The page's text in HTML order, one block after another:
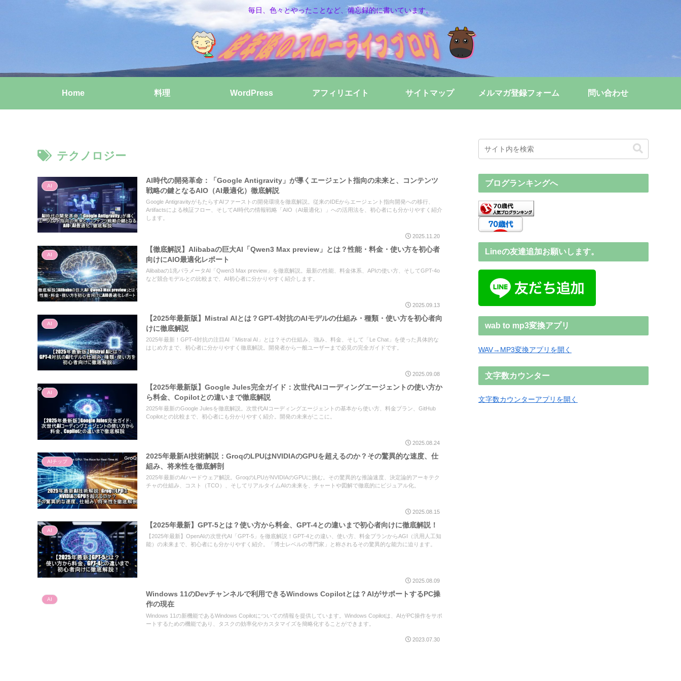
毎日、色々とやったことなど、備忘録的に書いています。
Home 料理 WordPress アフィリエイト サイトマップ メルマガ登録フォーム 問い合わせ
テクノロジー
AI
AI時代の開発革命：「Google Antigravity」が導くエージェント指向の未来と、コンテンツ
戦略の鍵となるAIO（AI最適化）徹底解説
Google AntigravityがもたらすAIファーストの開発環境を徹底解説。従来のIDEからエージェント指向開発への移行、
Artifactsによる検証フロー、そしてAI時代の情報戦略「AIO（AI最適化）」への活用法を、初心者にも分かりやすく紹介
します。
2025.11.20
AI
【徹底解説】Alibabaの巨大AI「Qwen3 Max preview」とは？性能・料金・使い方を初心者
向けにAIO最適化レポート
Alibabaの1兆パラメータAI「Qwen3 Max preview」を徹底解説。最新の性能、料金体系、APIの使い方、そしてGPT-4o
など競合モデルとの比較まで、AI初心者に分かりやすく紹介します。
2025.09.13
AI
【2025年最新版】Mistral AIとは？GPT-4対抗のAIモデルの仕組み・種類・使い方を初心者向
けに徹底解説
2025年最新！GPT-4対抗の注目AI「Mistral AI」とは？その仕組み、強み、料金、そして「Le Chat」を使った具体的な
はじめ方まで、初心者に分かりやすく徹底解説。開発者から一般ユーザーまで必見の完全ガイドです。
2025.09.08
AI
【2025年最新版】Google Jules完全ガイド：次世代AIコーディングエージェントの使い方か
ら料金、Copilotとの違いまで徹底解説
2025年最新のGoogle Julesを徹底解説。次世代AIコーディングエージェントの基本から使い方、料金プラン、GitHub
Copilotとの比較まで、初心者にも分かりやすく紹介。開発の未来がここに。
2025.08.24
AIチップ
2025年最新AI技術解説：GroqのLPUはNVIDIAのGPUを超えるのか？その驚異的な速度、仕
組み、将来性を徹底解剖
2025年最新のAIハードウェア解説。GroqのLPUがNVIDIAのGPUに挑む。その驚異的な推論速度、決定論的アーキテク
チャの仕組み、コスト（TCO）、そしてリアルタイムAIの未来を、チャートや図解で徹底的にビジュアル化。
2025.08.15
AI
【2025年最新】GPT-5とは？使い方から料金、GPT-4との違いまで初心者向けに徹底解説！
【2025年最新】OpenAIの次世代AI「GPT-5」を徹底解説！GPT-4との違い、使い方、料金プランからAGI（汎用人工知
能）の未来まで、初心者にも分かりやすく紹介。「博士レベルの専門家」と称されるその驚異的な能力に迫ります。
2025.08.09
AI
Windows 11のDevチャンネルで利用できるWindows Copilotとは？AIがサポートするPC操
作の現在
Windows 11の新機能であるWindows Copilotについての情報を提供しています。Windows Copilotは、AIがPC操作をサポ
ートするための機能であり、タスクの効率化やカスタマイズを簡略化することができます。
2023.07.30
ブログランキングへ
Lineの友達追加お願いします。
wab to mp3変換アプリ
WAV→MP3変換アプリを開く
文字数カウンター
文字数カウンターアプリを開く